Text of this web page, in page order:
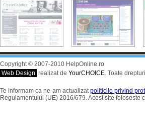
Copyright © 2007-2010 HelpOnline.ro
Web Design realizat de YourCHOICE. Toate
Te informam ca ne-am actualizatpoliticile privind
Regulamentului (UE) 2016/679. Acest site